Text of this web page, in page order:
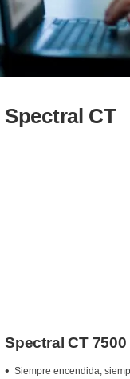
Spectral CT
Spectral CT 7500
Siempre encendida,